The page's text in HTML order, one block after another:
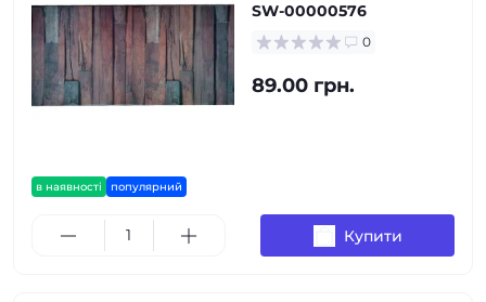
в наявності популярний
SW-00000576
0
89.00 грн.
Купити